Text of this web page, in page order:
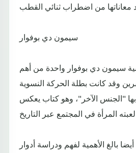
سيمون دي بوفوار
سيمون دي بوفوار واحدة من أهم
وقد كانت بطلة الحركة النسوية
"الجنس الآخر"، وهو كتاب يعكس
بالغ الأهمية لفهم ودراسة أدوار